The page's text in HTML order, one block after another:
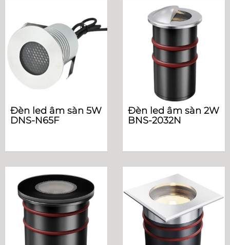
Đèn led âm sàn 5W
DNS-N65F
Đèn led âm sàn 2W
BNS-2032N